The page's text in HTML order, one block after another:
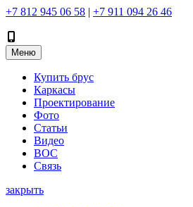
+7 812 945 06 58 | +7 911 094 26 46
Меню
Купить брус
Каркасы
Проектирование
Фото
Статьи
Видео
ВОС
Связь
закрыть